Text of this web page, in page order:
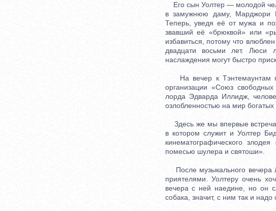
Его сын Уолтер — молодой
в замужнюю даму, Марджори
Теперь, уведя её от мужа и
звавший её «брюквой» или
избавиться, потому что
двадцати восьми лет. Люси
наслаждения могут быстро
На вечер к Тэнтемаунтам
организации «Союз
лорда Эдварда Иллидж,
озлобленностью на мир
Здесь же мы впервые
в котором служит и Уолтер
кинематографического
помесью шулера и святоши».
После музыкального вечера
приятелями. Уолтеру очень
вечера с ней наедине, но он
собака, значит, с ним так и